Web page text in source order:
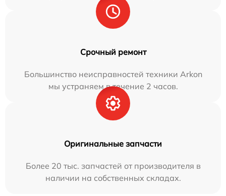
Срочный ремонт
Большинство неисправностей техники Arkon
мы устраняем в течение 2 часов.
Оригинальные запчасти
Более 20 тыс. запчастей от производителя в
наличии на собственных складах.